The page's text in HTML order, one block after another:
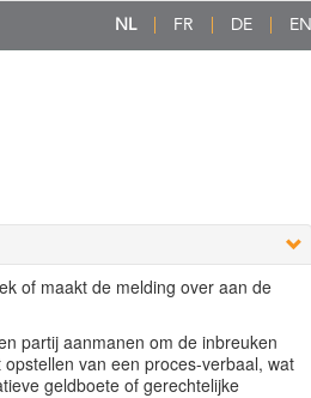
NL FR DE EN
of maakt de melding over aan de
partij aanmanen om de inbreuken
van een proces-verbaal, wat
geldboete of gerechtelijke